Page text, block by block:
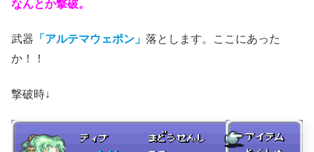
なんとか撃破。
武器 「アルテマウェポン」 落とします。ここにあった
か！！
撃破時↓